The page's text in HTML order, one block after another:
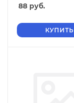
88 руб.
КУПИТЬ